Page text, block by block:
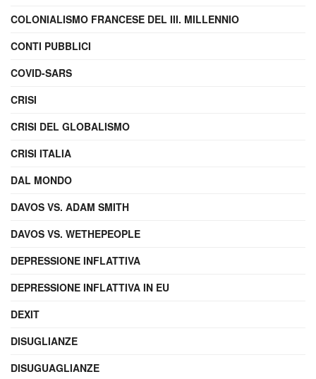
COLONIALISMO FRANCESE DEL III. MILLENNIO
CONTI PUBBLICI
COVID-SARS
CRISI
CRISI DEL GLOBALISMO
CRISI ITALIA
DAL MONDO
DAVOS VS. ADAM SMITH
DAVOS VS. WETHEPEOPLE
DEPRESSIONE INFLATTIVA
DEPRESSIONE INFLATTIVA IN EU
DEXIT
DISUGLIANZE
DISUGUAGLIANZE